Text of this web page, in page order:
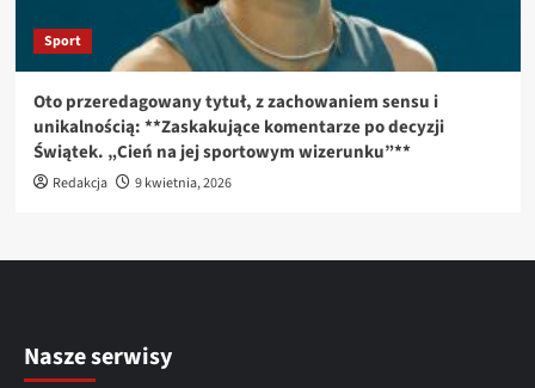
Sport
Oto przeredagowany tytuł, z zachowaniem sensu i
unikalnością: **Zaskakujące komentarze po decyzji
Świątek. „Cień na jej sportowym wizerunku”**
Redakcja 9 kwietnia, 2026
Nasze serwisy